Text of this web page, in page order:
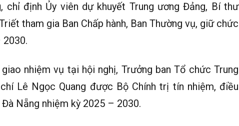
chỉ định Ủy viên dự khuyết Trung ương Đảng, Bí thư
tham gia Ban Chấp hành, Ban Thường vụ, giữ chức
2030.
nhiệm vụ tại hội nghị, Trưởng ban Tổ chức Trung
Lê Ngọc Quang được Bộ Chính trị tín nhiệm, điều
Nẵng nhiệm kỳ 2025 – 2030.